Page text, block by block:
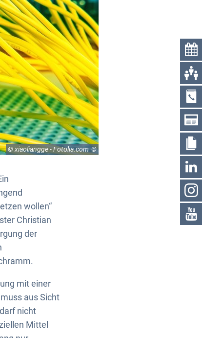
© xiaoliangge - Fotolia.com
wollen“
Christian
der
mit einer
aus Sicht
nicht
Mittel